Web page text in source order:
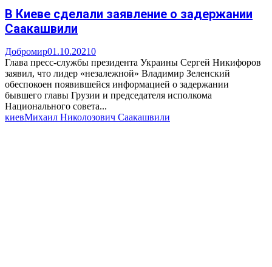
В Киеве сделали заявление о задержании
Саакашвили
Добромир01.10.20210
Глава пресс-службы президента Украины Сергей Никифоров
заявил, что лидер «незалежной» Владимир Зеленский
обеспокоен появившейся информацией о задержании
бывшего главы Грузии и председателя исполкома
Национального совета...
киевМихаил Николозович Саакашвили